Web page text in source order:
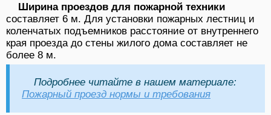
Ширина проездов для пожарной техники
составляет 6 м. Для установки пожарных лестниц и
коленчатых подъемников расстояние от внутреннего
края проезда до стены жилого дома составляет не
более 8 м.
Подробнее читайте в нашем материале:
Пожарный проезд нормы и требования